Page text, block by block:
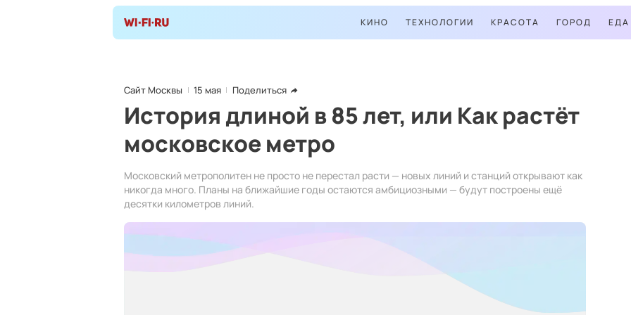
КИНО ТЕХНОЛОГИИ КРАСОТА ГОРОД ЕДА
Сайт Москвы 15 мая Поделиться
История длиной в 85 лет, или Как растёт
московское метро
Московский метрополитен не просто не перестал расти — новых линий и станций открывают как
никогда много. Планы на ближайшие годы остаются амбициозными — будут построены ещё
десятки километров линий.